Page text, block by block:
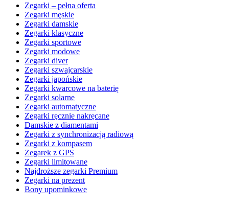
Zegarki – pełna oferta
Zegarki męskie
Zegarki damskie
Zegarki klasyczne
Zegarki sportowe
Zegarki modowe
Zegarki diver
Zegarki szwajcarskie
Zegarki japońskie
Zegarki kwarcowe na baterię
Zegarki solarne
Zegarki automatyczne
Zegarki ręcznie nakręcane
Damskie z diamentami
Zegarki z synchronizacją radiową
Zegarki z kompasem
Zegarek z GPS
Zegarki limitowane
Najdroższe zegarki Premium
Zegarki na prezent
Bony upominkowe